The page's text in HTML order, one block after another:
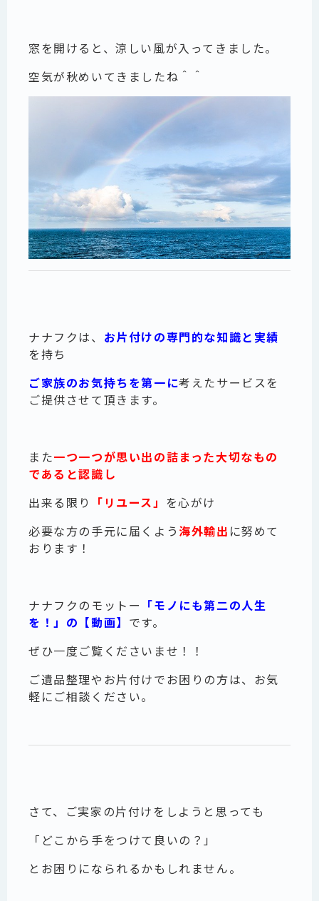
窓を開けると、涼しい風が入ってきました。
空気が秋めいてきましたね＾＾
ナナフクは、 お片付けの専門的な知識と実績
を持ち
ご家族のお気持ちを第一に考えたサービスを
ご提供させて頂きます。
また一つ一つが思い出の詰まった大切なもの
であると認識し
出来る限り
「リユース」 を心がけ
必要な方の手元に届くよう 海外輸出 に努めて
おります！
ナナフクのモットー 「モノにも第二の人生
を！」の【動画】 です。
ぜひ一度ご覧くださいませ！！
ご遺品整理やお片付けでお困りの方は、お気
軽にご相談ください。
さて、ご実家の片付けをしようと思っても
「どこから手をつけて良いの？」
とお困りになられるかもしれません。